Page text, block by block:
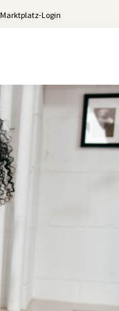
Marktplatz-Login